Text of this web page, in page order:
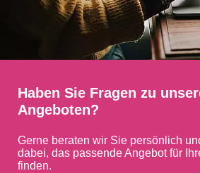
Haben Sie Fragen zu
Angeboten?
Gerne beraten wir Sie persönlich
dabei, das passende Angebot für
finden.